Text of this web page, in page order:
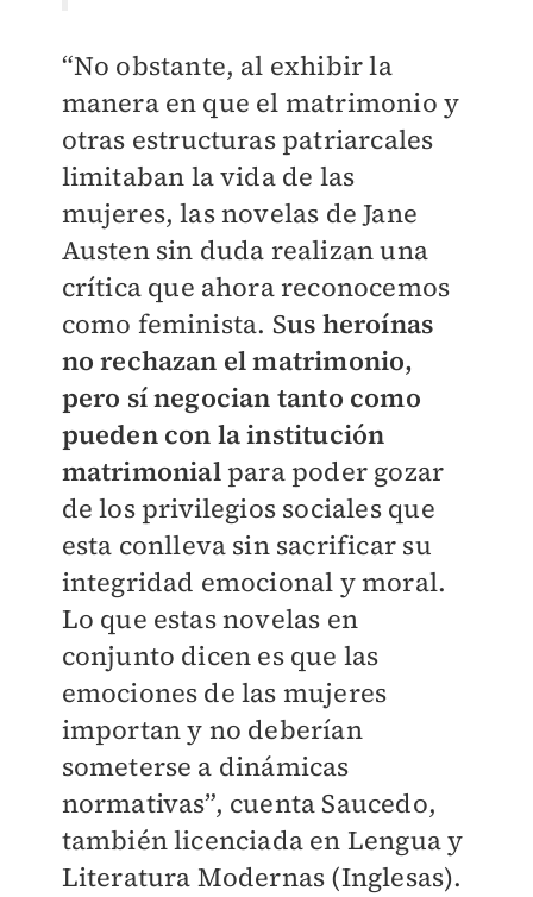
“No obstante, al exhibir la
manera en que el matrimonio y
otras estructuras patriarcales
limitaban la vida de las
mujeres, las novelas de Jane
Austen sin duda realizan una
crítica que ahora reconocemos
como feminista. Sus heroínas
no rechazan el matrimonio,
pero sí negocian tanto como
pueden con la institución
matrimonial para poder gozar
de los privilegios sociales que
esta conlleva sin sacrificar su
integridad emocional y moral.
Lo que estas novelas en
conjunto dicen es que las
emociones de las mujeres
importan y no deberían
someterse a dinámicas
normativas”, cuenta Saucedo,
también licenciada en Lengua y
Literatura Modernas (Inglesas).